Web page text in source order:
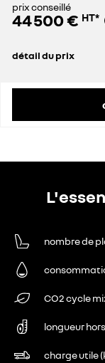
prix conseillé
44 500 € HT*
détail du prix
nombre de
CO2 cycle
longueur
charge utile